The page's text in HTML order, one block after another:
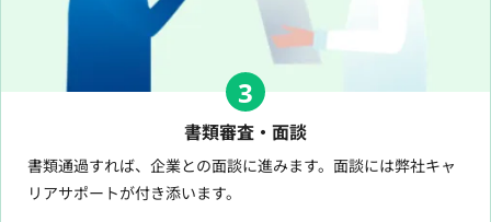
3
書類審査・面談
書類通過すれば、企業との面談に進みます。面談には弊社キャ
リアサポートが付き添います。